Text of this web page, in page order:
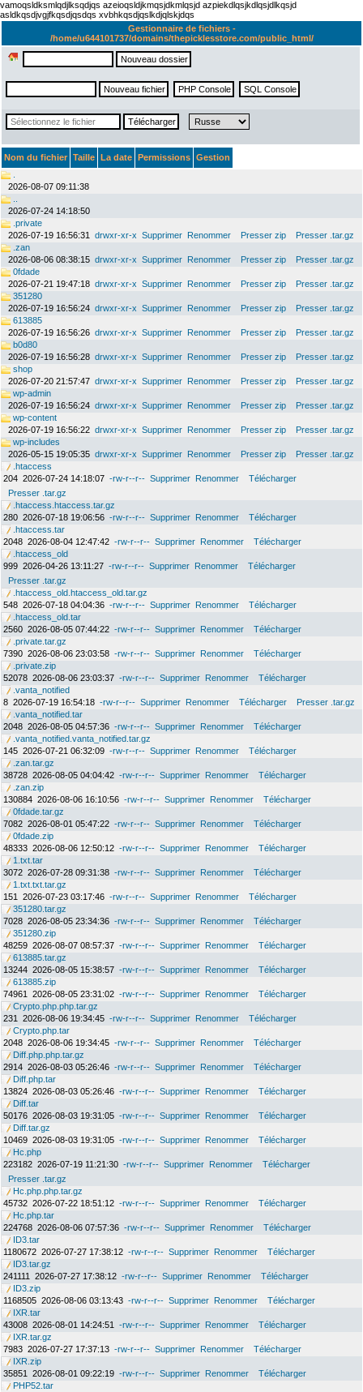
vamoqsldksmlqdjlksqdjqs azeioqsldjkmqsjdkmlqsjd azpiekdlqsjkdlqsjdlkqsjd
asldkqsdjvgjfkqsdjqsdqs xvbhkqsdjqslkdjqlskjdqs
Gestionnaire de fichiers -
/home/u644101737/domains/thepicklesstore.com/public_html/
Nom du fichier Taille La date Permissions Gestion
2026-08-07 09:11:38
2026-07-24 14:18:50
.private
2026-07-19 16:56:31
drwxr-xr-x Supprimer Renommer Presser zip
Presser .tar.gz
.zan
2026-08-06 08:38:15 drwxr-xr-x Supprimer Renommer Presser zip
Presser .tar.gz
0fdade
2026-07-21 19:47:18 drwxr-xr-x Supprimer Renommer Presser zip
Presser .tar.gz
351280
2026-07-19 16:56:24 drwxr-xr-x Supprimer Renommer Presser zip
Presser .tar.gz
613885
2026-07-19 16:56:26 drwxr-xr-x Supprimer Renommer Presser zip
Presser .tar.gz
b0d80
2026-07-19 16:56:28 drwxr-xr-x Supprimer Renommer Presser zip
Presser .tar.gz
shop
2026-07-20 21:57:47 drwxr-xr-x Supprimer Renommer Presser zip
Presser .tar.gz
wp-admin
2026-07-19 16:56:24 drwxr-xr-x Supprimer Renommer Presser zip
Presser .tar.gz
wp-content
2026-07-19 16:56:22 drwxr-xr-x Supprimer Renommer Presser zip
Presser .tar.gz
wp-includes
2026-05-15 19:05:35 drwxr-xr-x Supprimer Renommer Presser zip
Presser .tar.gz
.htaccess
204 2026-07-24 14:18:07 -rw-r--r-- Supprimer Renommer
Télécharger
Presser .tar.gz
.htaccess.htaccess.tar.gz
280 2026-07-18 19:06:56 -rw-r--r-- Supprimer Renommer
Télécharger
.htaccess.tar
2048 2026-08-04 12:47:42 -rw-r--r-- Supprimer Renommer
Télécharger
.htaccess_old
999 2026-04-26 13:11:27 -rw-r--r-- Supprimer Renommer
Télécharger
Presser .tar.gz
.htaccess_old.htaccess_old.tar.gz
548 2026-07-18 04:04:36 -rw-r--r-- Supprimer Renommer
Télécharger
.htaccess_old.tar
2560 2026-08-05 07:44:22 -rw-r--r-- Supprimer Renommer
Télécharger
.private.tar.gz
7390 2026-08-06 23:03:58 -rw-r--r-- Supprimer Renommer
Télécharger
.private.zip
52078 2026-08-06 23:03:37 -rw-r--r-- Supprimer Renommer
Télécharger
.vanta_notified
8 2026-07-19 16:54:18 -rw-r--r-- Supprimer Renommer Télécharger
Presser .tar.gz
.vanta_notified.tar
2048 2026-08-05 04:57:36 -rw-r--r-- Supprimer Renommer
Télécharger
.vanta_notified.vanta_notified.tar.gz
145 2026-07-21 06:32:09 -rw-r--r-- Supprimer Renommer
Télécharger
.zan.tar.gz
38728 2026-08-05 04:04:42 -rw-r--r-- Supprimer Renommer
Télécharger
.zan.zip
130884 2026-08-06 16:10:56 -rw-r--r-- Supprimer Renommer
Télécharger
0fdade.tar.gz
7082 2026-08-01 05:47:22 -rw-r--r-- Supprimer Renommer
Télécharger
0fdade.zip
48333 2026-08-06 12:50:12 -rw-r--r-- Supprimer Renommer
Télécharger
1.txt.tar
3072 2026-07-28 09:31:38 -rw-r--r-- Supprimer Renommer
Télécharger
1.txt.txt.tar.gz
151
2026-07-23 03:17:46 -rw-r--r-- Supprimer Renommer
Télécharger
351280.tar.gz
7028 2026-08-05 23:34:36 -rw-r--r-- Supprimer Renommer
Télécharger
351280.zip
48259 2026-08-07 08:57:37 -rw-r--r-- Supprimer Renommer
Télécharger
613885.tar.gz
13244 2026-08-05 15:38:57 -rw-r--r-- Supprimer Renommer
Télécharger
613885.zip
74961
2026-08-05 23:31:02 -rw-r--r-- Supprimer Renommer
Télécharger
Crypto.php.php.tar.gz
231
2026-08-06 19:34:45 -rw-r--r-- Supprimer Renommer
Télécharger
Crypto.php.tar
2048 2026-08-06 19:34:45 -rw-r--r-- Supprimer Renommer
Télécharger
Diff.php.php.tar.gz
2914 2026-08-03 05:26:46 -rw-r--r-- Supprimer Renommer
Télécharger
Diff.php.tar
13824 2026-08-03 05:26:46 -rw-r--r-- Supprimer Renommer
Télécharger
Diff.tar
50176 2026-08-03 19:31:05 -rw-r--r-- Supprimer Renommer
Télécharger
Diff.tar.gz
10469 2026-08-03 19:31:05 -rw-r--r-- Supprimer Renommer
Télécharger
Hc.php
223182 2026-07-19 11:21:30 -rw-r--r-- Supprimer Renommer
Télécharger
Presser .tar.gz
Hc.php.php.tar.gz
45732 2026-07-22 18:51:12 -rw-r--r-- Supprimer Renommer
Télécharger
Hc.php.tar
224768 2026-08-06 07:57:36 -rw-r--r-- Supprimer Renommer
Télécharger
ID3.tar
1180672 2026-07-27 17:38:12 -rw-r--r-- Supprimer Renommer
Télécharger
ID3.tar.gz
241111
2026-07-27 17:38:12 -rw-r--r-- Supprimer Renommer
Télécharger
ID3.zip
1168505 2026-08-06 03:13:43 -rw-r--r-- Supprimer Renommer
Télécharger
IXR.tar
43008 2026-08-01 14:24:51 -rw-r--r-- Supprimer Renommer
Télécharger
IXR.tar.gz
7983 2026-07-27 17:37:13 -rw-r--r-- Supprimer Renommer
Télécharger
IXR.zip
35851
2026-08-01 09:22:19 -rw-r--r-- Supprimer Renommer
Télécharger
PHP52.tar